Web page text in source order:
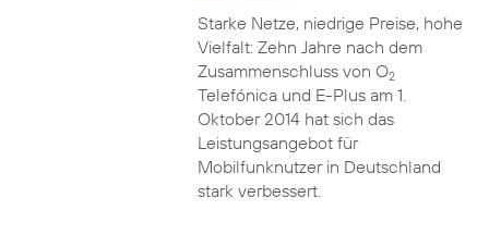
Starke Netze, niedrige Preise, hohe
Vielfalt: Zehn Jahre nach dem
Zusammenschluss von O2
Telefónica und E-Plus am 1.
Oktober 2014 hat sich das
Leistungsangebot für
Mobilfunknutzer in Deutschland
stark verbessert.